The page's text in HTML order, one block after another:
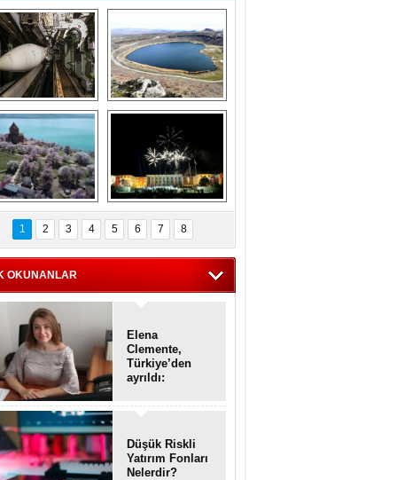
Askeri gemi
terk
gemilerin
etkileyici
görüntüleri
Kapadokya'nın
ilkbaharda bir başka
güzel
kalan
Akdamar Adası
çiçekleri ile
bir güzellik
Haftanın
fotoğrafları
1 2 3 4 5 6 7 8
OKUNANLAR
Elena
Clemente,
Türkiye’den
ayrıldı:
Enkaz!
Düşük Riskli
Yatırım Fonları
Nelerdir?